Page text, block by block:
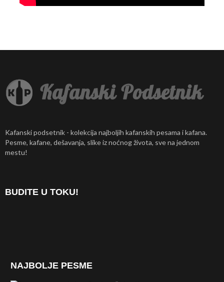
Kafanski podsetnik - kolekcija najboljih kafanskih pesama i kafana.
Pesme, kafane, dešavanja, slike iz noćnog života, sve na jednom
mestu!
BUDITE U TOKU!
NAJBOLJE PESME